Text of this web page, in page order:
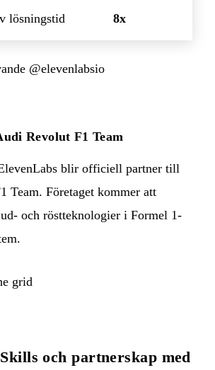
lösningstid 8x
@elevenlabsio
Revolut F1 Team
blir officiell partner till
Team. Företaget kommer att
och röstteknologier i Formel 1-
grid
och partnerskap med